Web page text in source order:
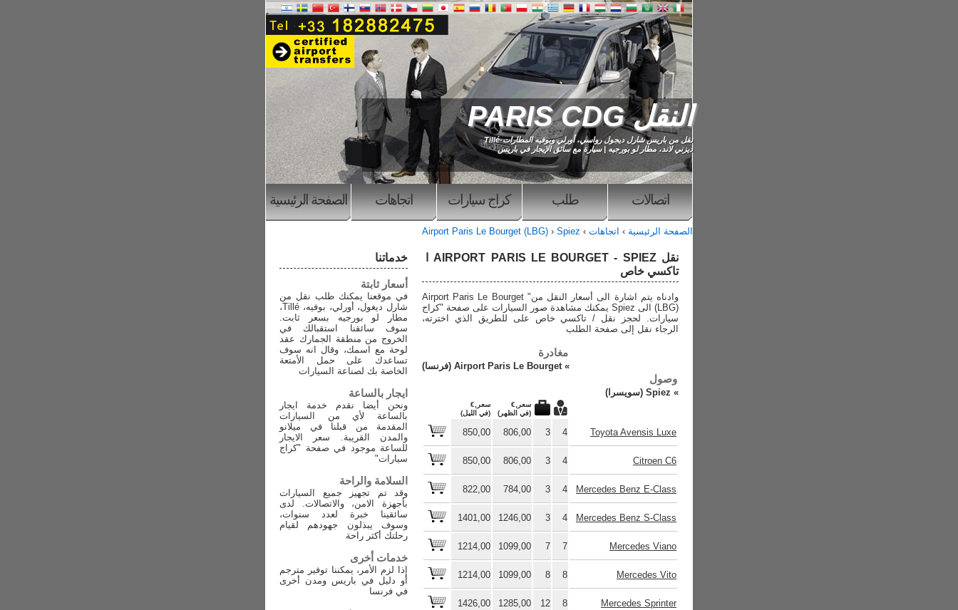
النقل PARIS CDG
نقل من باريس شارل ديجول رواسي، أورلي وبوفيه المطارات-Tillé
ديزني لاند، مطار لو بورجيه | سيارة مع سائق الإيجار في باريس
الصفحة الرئيسية اتجاهات كراج سيارات طلب اتصالات
الصفحة الرئيسية › اتجاهات ›
Airport Paris Le Bourget (LBG) › Spiez
تاكسي خاص
وادناه يتم اشارة الى أسعار النقل من" Airport Paris Le Bourget
(LBG) الى Spiez يمكنك مشاهدة صور السيارات على صفحة "كراج
سيارات. لحجز نقل / تاكسي خاص على للطريق الذي اخترته،
الرجاء نقل إلى صفحة الطلب
مغادرة
»Airport Paris Le Bourget (فرنسا)
وصول
» Spiez (سويسرا)
سعر,€
(في الظهر)
سعر,€
(في الليل)
Toyota Avensis Luxe
4
3
806,00
850,00
Citroen C6
4
3
806,00
850,00
Mercedes Benz E-Class
4
3
784,00
822,00
Mercedes Benz S-Class
4
3
1246,00
1401,00
Mercedes Viano
7
7
1099,00
1214,00
Mercedes Vito
8
8
1099,00
1214,00
Mercedes Sprinter
8
12
1285,00
1426,00
خدماتنا
أسعار ثابتة
في موقعنا يمكنك طلب نقل من
شارل ديغول، أورلي، بوفيه، Tillé،
مطار لو بورجيه بسعر ثابت.
سوف سائقنا استقبالك في
الخروج من منطقة الجمارك عقد
لوحة مع اسمك، وقال انه سوف
تساعدك على حمل الأمتعة
الخاصة بك لصناعة السيارات
ايجار بالساعة
ونحن أيضا نقدم خدمة ايجار
بالساعة لأي من السيارات
المقدمة من قبلنا في ميلانو
والمدن القريبة. سعر الايجار
للساعة موجود في صفحة "كراج
سيارات"
السلامة والراحة
وقد تم تجهيز جميع السيارات
بأجهزة الامن، والاتصالات. لدى
سائقينا خبرة لعدد سنوات،
وسوف يبذلون جهودهم لقيام
رحلتك أكثر راحة
خدمات أخرى
إذا لزم الأمر، يمكننا توفير مترجم
أو دليل في باريس ومدن أخرى
في فرنسا